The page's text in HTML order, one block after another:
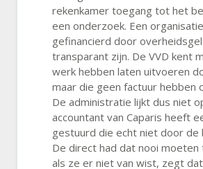
rekenkamer toegang tot het
een onderzoek. Een
gefinancierd door
transparant zijn. De VVD kent
werk hebben laten uitvoeren
maar die geen factuur hebben
De administratie lijkt dus niet
accountant van Caparis heeft
gestuurd die echt niet door de
De direct had dat nooi moeten
als ze er niet van wist, zegt